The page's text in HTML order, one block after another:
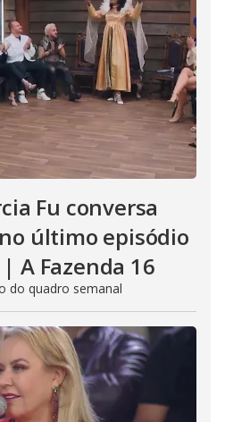
Fu conversa
último episódio
A Fazenda 16
do quadro semanal